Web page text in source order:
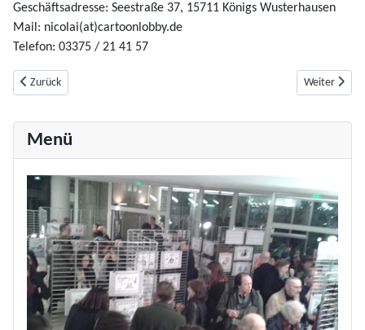
Geschäftsadresse: Seestraße 37, 15711 Königs Wusterhausen
Mail: nicolai(at)cartoonlobby.de
Telefon: 03375 / 21 41 57
Vorheriger Beitrag: openPR
Zurück Nächster
Weiter
Menü